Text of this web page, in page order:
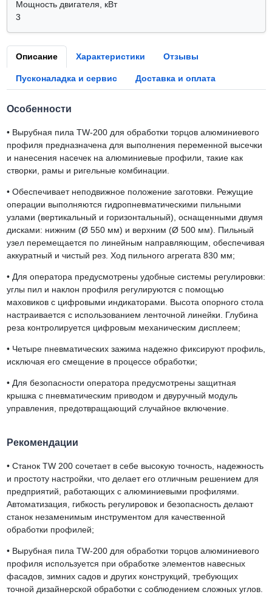
Мощность двигателя, кВт
3
Описание Характеристики Отзывы
Пусконаладка и сервис Доставка и оплата
Особенности
•Вырубная пила TW-200 для обработки торцов алюминиевого
профиля предназначена для выполнения переменной высечки
и нанесения насечек на алюминиевые профили, такие как
створки, рамы и ригельные комбинации.
•Обеспечивает неподвижное положение заготовки. Режущие
операции выполняются гидропневматическими пильными
узлами (вертикальный и горизонтальный), оснащенными двумя
дисками: нижним (Ø 550 мм) и верхним (Ø 500 мм). Пильный
узел перемещается по линейным направляющим, обеспечивая
аккуратный и чистый рез. Ход пильного агрегата 830 мм;
•Для оператора предусмотрены удобные системы регулировки:
углы пил и наклон профиля регулируются с помощью
маховиков с цифровыми индикаторами. Высота опорного стола
настраивается с использованием ленточной линейки. Глубина
реза контролируется цифровым механическим дисплеем;
•Четыре пневматических зажима надежно фиксируют профиль,
исключая его смещение в процессе обработки;
•Для безопасности оператора предусмотрены защитная
крышка с пневматическим приводом и двуручный модуль
управления, предотвращающий случайное включение.
Рекомендации
•Станок TW 200 сочетает в себе высокую точность, надежность
и простоту настройки, что делает его отличным решением для
предприятий, работающих с алюминиевыми профилями.
Автоматизация, гибкость регулировок и безопасность делают
станок незаменимым инструментом для качественной
обработки профилей;
•Вырубная пила TW-200 для обработки торцов алюминиевого
профиля используется при обработке элементов навесных
фасадов, зимних садов и других конструкций, требующих
точной дизайнерской обработки с соблюдением сложных углов.